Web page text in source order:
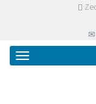
Primary
Menu
Skip
Haus der